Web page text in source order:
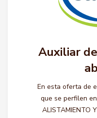
Auxiliar
En esta oferta de
que se perfilen
ALISTAMIENTO